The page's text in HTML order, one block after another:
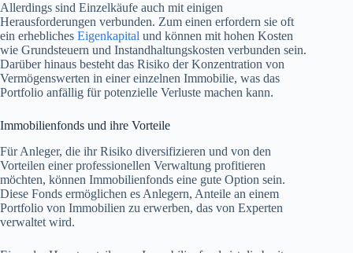
Allerdings sind Einzelkäufe auch mit einigen
Herausforderungen verbunden. Zum einen erfordern sie oft
ein erhebliches Eigenkapital und können mit hohen Kosten
wie Grundsteuern und Instandhaltungskosten verbunden sein.
Darüber hinaus besteht das Risiko der Konzentration von
Vermögenswerten in einer einzelnen Immobilie, was das
Portfolio anfällig für potenzielle Verluste machen kann.
Immobilienfonds und ihre Vorteile
Für Anleger, die ihr Risiko diversifizieren und von den
Vorteilen einer professionellen Verwaltung profitieren
möchten, können Immobilienfonds eine gute Option sein.
Diese Fonds ermöglichen es Anlegern, Anteile an einem
Portfolio von Immobilien zu erwerben, das von Experten
verwaltet wird.